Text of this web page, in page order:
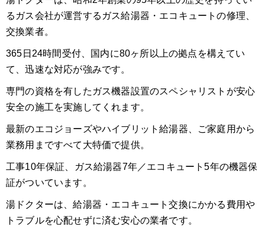
るガス会社が運営するガス給湯器・エコキュートの修理、
交換業者。
365日24時間受付、国内に80ヶ所以上の拠点を構えてい
て、迅速な対応が強みです。
専門の資格を有したガス機器設置のスペシャリストが安心
安全の施工を実施してくれます。
最新のエコジョーズやハイブリット給湯器、ご家庭用から
業務用まですべて大特価で提供。
工事10年保証、ガス給湯器7年／エコキュート5年の機器保
証がついています。
湯ドクターは、給湯器・エコキュート交換にかかる費用や
トラブルを心配せずに済む安心の業者です。